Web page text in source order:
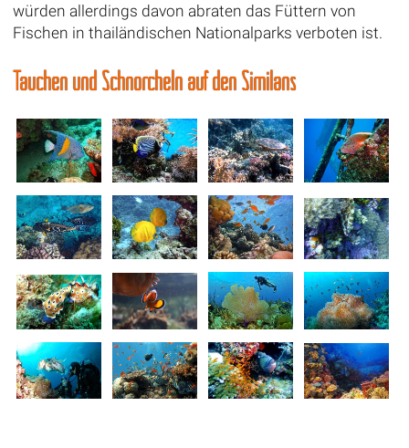
würden allerdings davon abraten das Füttern von
Fischen in thailändischen Nationalparks verboten ist.
Tauchen und Schnorcheln auf den Similans